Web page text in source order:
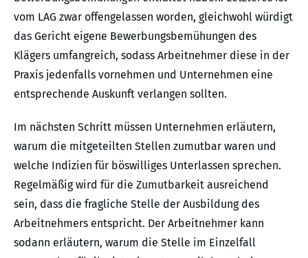
vom LAG zwar offengelassen worden, gleichwohl würdigt
das Gericht eigene Bewerbungsbemühungen des
Klägers umfangreich, sodass Arbeitnehmer diese in der
Praxis jedenfalls vornehmen und Unternehmen eine
entsprechende Auskunft verlangen sollten.
Im nächsten Schritt müssen Unternehmen erläutern,
warum die mitgeteilten Stellen zumutbar waren und
welche Indizien für böswilliges Unterlassen sprechen.
Regelmäßig wird für die Zumutbarkeit ausreichend
sein, dass die fragliche Stelle der Ausbildung des
Arbeitnehmers entspricht. Der Arbeitnehmer kann
sodann erläutern, warum die Stelle im Einzelfall